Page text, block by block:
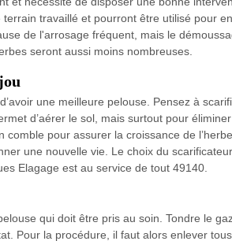
travaillé et pourront être utilisé pour
de l'arrosage fréquent, mais le
seront aussi moins nombreuses.
une meilleure pelouse. Pensez à
d’aérer le sol, mais surtout pour
pour assurer la croissance de
une nouvelle vie. Le choix du
Elagage est au service de tout 49140.
qui doit être pris au soin. Tondre le
Pour la procédure, il faut alors enlever